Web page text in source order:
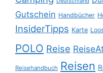
Gutschein Handbücher
InsiderTipps Karte
POLO Reise
Reisehandbuch Reisen